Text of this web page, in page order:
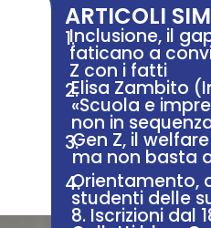
ARTICOLI
1.Inclusione, il
faticano a
Z con i fatti
2.Elisa Zambito
«Scuola e
non in
3.Gen Z, il
ma non basta
4.Orientamento,
studenti delle
8. Iscrizioni dal